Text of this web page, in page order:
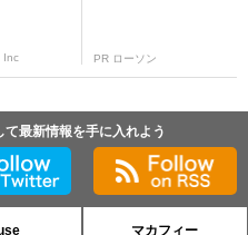
Inc PR ローソン
最新情報を手に入れよう
マカフィー